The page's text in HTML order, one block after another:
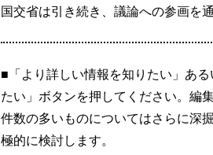
国交省は引き続き、議論への参画を
■「より詳しい情報を知りたい」あ
たい」ボタンを押してください。編
件数の多いものについてはさらに深
極的に検討します。